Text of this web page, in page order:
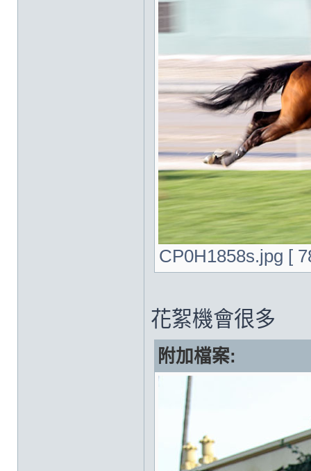
CP0H1858s.jpg [
花絮機會很多
附加檔案: